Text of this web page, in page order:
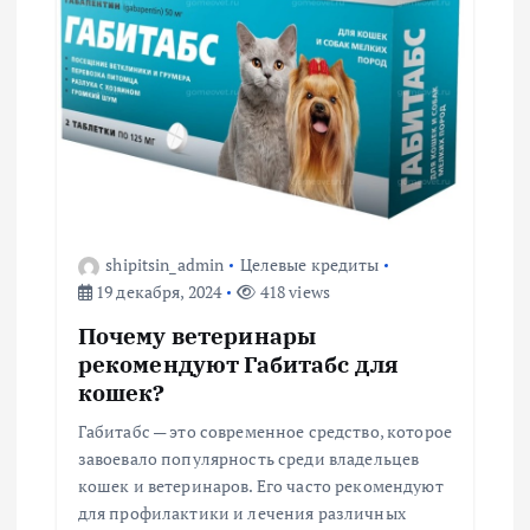
я
п
shipitsin_admin
Целевые кредиты
19 декабря, 2024
418 views
Почему ветеринары
рекомендуют Габитабс для
кошек?
Габитабс — это современное средство, которое
завоевало популярность среди владельцев
кошек и ветеринаров. Его часто рекомендуют
для профилактики и лечения различных